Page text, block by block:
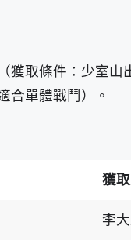
獲取條件：少室山
合單體戰鬥）。
獲
李